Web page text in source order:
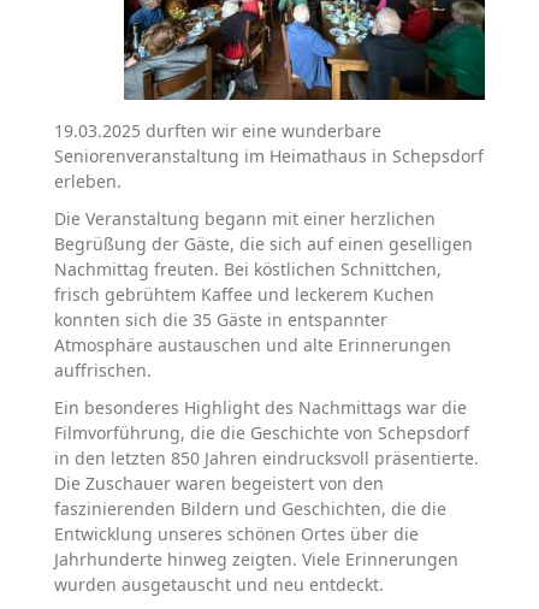
19.03.2025 durften wir eine wunderbare
Seniorenveranstaltung im Heimathaus in Schepsdorf
erleben.
Die Veranstaltung begann mit einer herzlichen
Begrüßung der Gäste, die sich auf einen geselligen
Nachmittag freuten. Bei köstlichen Schnittchen,
frisch gebrühtem Kaffee und leckerem Kuchen
konnten sich die 35 Gäste in entspannter
Atmosphäre austauschen und alte Erinnerungen
auffrischen.
Ein besonderes Highlight des Nachmittags war die
Filmvorführung, die die Geschichte von Schepsdorf
in den letzten 850 Jahren eindrucksvoll präsentierte.
Die Zuschauer waren begeistert von den
faszinierenden Bildern und Geschichten, die die
Entwicklung unseres schönen Ortes über die
Jahrhunderte hinweg zeigten. Viele Erinnerungen
wurden ausgetauscht und neu entdeckt.